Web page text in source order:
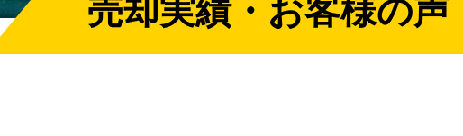
売却実績・お客様の声